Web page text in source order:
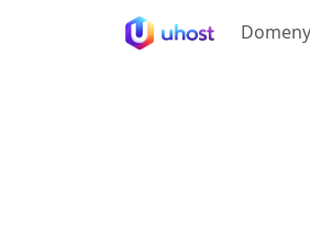
Domeny